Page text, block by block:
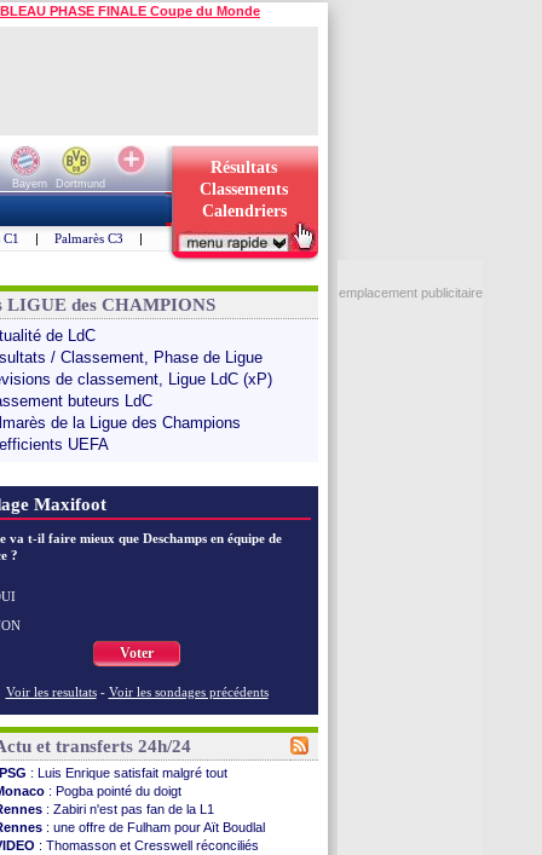
PHASE FINALE Coupe du Monde
Bayern
Dortmund
Résultats
Classements
Calendriers
C1 | Palmarès C3 |
LIGUE des CHAMPIONS
de LdC
/ Classement, Phase de Ligue
de classement, Ligue LdC (xP)
buteurs LdC
de la Ligue des Champions
UEFA
Maxifoot
va t-il faire mieux que Deschamps en équipe de
?
Voter
Voir les resultats - Voir les sondages précédents
et transferts 24h/24
PSG : Luis Enrique satisfait malgré tout
: Pogba pointé du doigt
: Zabiri n'est pas fan de la L1
: une offre de Fulham pour Aït Boudlal
: Thomasson et Cresswell réconciliés
emplacement publicitaire